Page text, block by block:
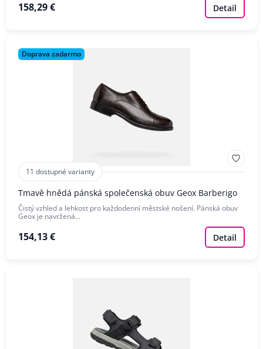
158,29 € Detail
Doprava zadarmo
11 dostupné varianty
Tmavě hnědá pánská společenská obuv Geox Barberigo
Čistý vzhled a lehkost pro každodenní městské nošení. Pánská obuv
Geox je navržená…
154,13 € Detail